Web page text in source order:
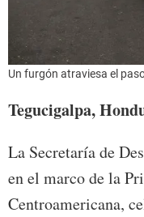
Un furgón atraviesa el
Tegucigalpa,
La Secretaría de
en el marco de la
Centroamericana,